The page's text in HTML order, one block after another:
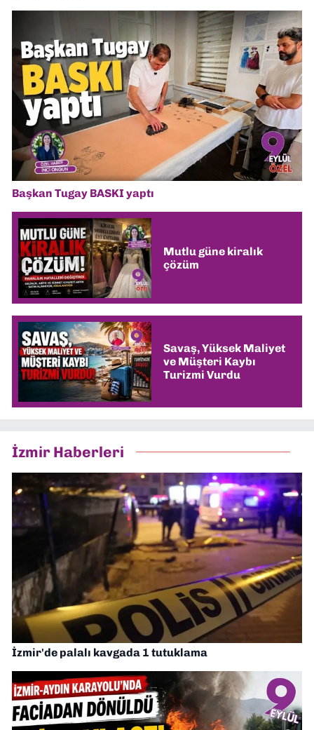
Başkan Tugay BASKI yaptı
Mutlu güne kiralık
çözüm
Savaş, Yüksek Maliyet
ve Müşteri Kaybı
Turizmi Vurdu
İzmir Haberleri
İzmir'de palalı kavgada 1 tutuklama